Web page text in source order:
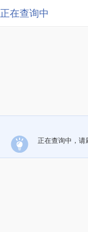
正在查询中
正在查询中，请